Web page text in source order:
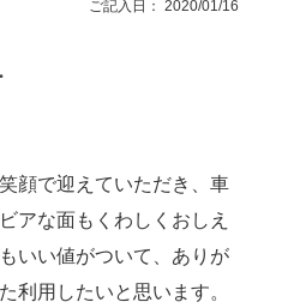
ご記入日： 2020/01/16
顔で迎えていただき、車
アな面もくわしくおしえ
いい値がついて、ありが
利用したいと思います。